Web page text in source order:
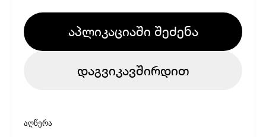
აპლიკაციაში შეძენა
დაგვიკავშირდით
აღწერა